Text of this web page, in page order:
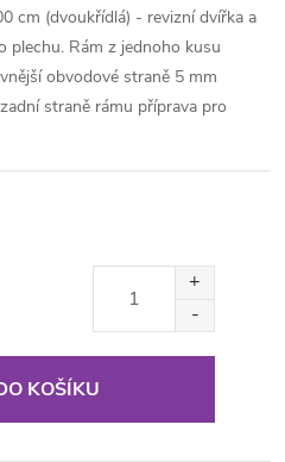
cm (dvoukřídlá) - revizní dvířka a
plechu. Rám z jednoho kusu
obvodové straně 5 mm
straně rámu příprava pro
KOŠÍKU